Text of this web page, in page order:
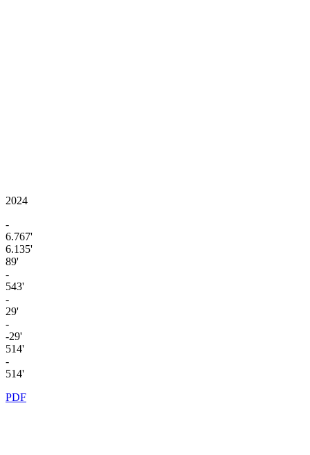
2024
-
6.767'
6.135'
89'
-
543'
-
29'
-
-29'
514'
-
514'
PDF